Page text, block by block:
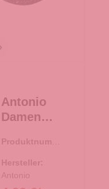
Antonio
Damen
"Clou"
Dots
Größe
Produktnumme
Hersteller:
Antonio